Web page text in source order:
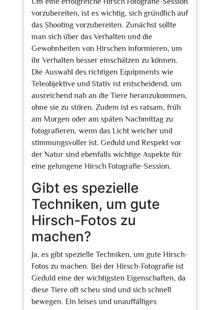
vorzubereiten, ist es wichtig, sich gründlich auf
das Shooting vorzubereiten. Zunächst sollte
man sich über das Verhalten und die
Gewohnheiten von Hirschen informieren, um
ihr Verhalten besser einschätzen zu können.
Die Auswahl des richtigen Equipments wie
Teleobjektive und Stativ ist entscheidend, um
ausreichend nah an die Tiere heranzukommen,
ohne sie zu stören. Zudem ist es ratsam, früh
am Morgen oder am späten Nachmittag zu
fotografieren, wenn das Licht weicher und
stimmungsvoller ist. Geduld und Respekt vor
der Natur sind ebenfalls wichtige Aspekte für
eine gelungene Hirsch Fotografie-Session.
Gibt es spezielle
Techniken, um gute
Hirsch-Fotos zu
machen?
Ja, es gibt spezielle Techniken, um gute Hirsch-
Fotos zu machen. Bei der Hirsch-Fotografie ist
Geduld eine der wichtigsten Eigenschaften, da
diese Tiere oft scheu sind und sich schnell
bewegen. Ein leises und unauffälliges